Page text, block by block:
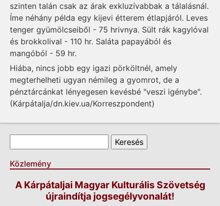
szinten talán csak az árak exkluzívabbak a tálalásnál.
Íme néhány példa egy kijevi étterem étlapjáról. Leves
tenger gyümölcseiből - 75 hrivnya. Sült rák kagylóval
és brokkolival - 110 hr. Saláta papayából és
mangóból - 59 hr.
Hiába, nincs jobb egy igazi pörköltnél, amely
megterhelheti ugyan némileg a gyomrot, de a
pénztárcánkat lényegesen kevésbé "veszi igénybe".
(Kárpátalja/dn.kiev.ua/Korreszpondent)
Keresés űrlap
Keresés
Közlemény
A Kárpátaljai Magyar Kulturális Szövetség
újraindítja jogsegélyvonalát!